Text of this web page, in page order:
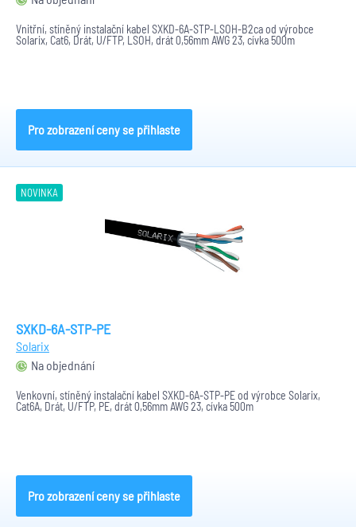
Vnitřní, stíněný instalační kabel SXKD-6A-STP-LSOH-B2ca od výrobce
Solarix, Cat6, Drát, U/FTP, LSOH, drát 0,56mm AWG 23, cívka 500m
Pro zobrazení ceny se přihlaste
NOVINKA
SXKD-6A-STP-PE
Solarix
Na objednání
Venkovní, stíněný instalační kabel SXKD-6A-STP-PE od výrobce Solarix,
Cat6A, Drát, U/FTP, PE, drát 0,56mm AWG 23, cívka 500m
Pro zobrazení ceny se přihlaste